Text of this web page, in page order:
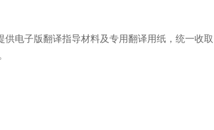
电子版翻译指导材料及专用翻译用纸，统一收取